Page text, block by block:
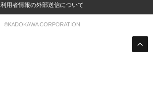
利用者情報の外部送信について
©KADOKAWA CORPORATION